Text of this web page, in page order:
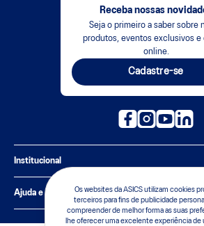
Os websites da ASICS utilizam cookies
terceiros para fins de publicidade
compreender de melhor forma as suas
lhe oferecer uma excelente experiência de
Receba nossas
Seja o primeiro a saber sobre
produtos, eventos exclusivos e
online.
Cadastre-se
Institucional
Política de Privacidade
Sobre a ASICS
Ajuda e suporte
Central de Relacionamento